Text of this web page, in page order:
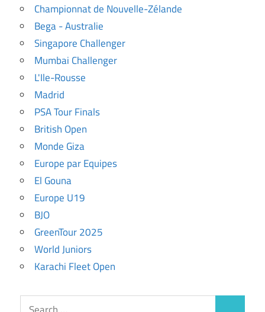
Championnat de Nouvelle-Zélande
Bega - Australie
Singapore Challenger
Mumbai Challenger
L'Ile-Rousse
Madrid
PSA Tour Finals
British Open
Monde Giza
Europe par Equipes
El Gouna
Europe U19
BJO
GreenTour 2025
World Juniors
Karachi Fleet Open